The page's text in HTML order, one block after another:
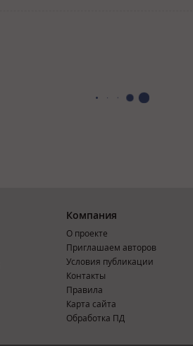
Компания
О проекте
Приглашаем авторов
Условия публикации
Контакты
Правила
Карта сайта
Обработка ПД